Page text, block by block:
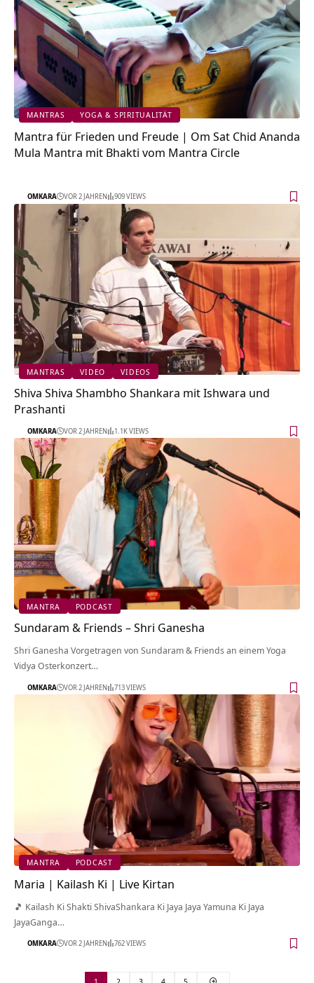
MANTRAS YOGA & SPIRITUALITÄT
Mantra für Frieden und Freude | Om Sat Chid Ananda
Mula Mantra mit Bhakti vom Mantra Circle
OMKARA VOR 2 JAHREN 909 VIEWS
MANTRAS VIDEO VIDEOS
Shiva Shiva Shambho Shankara mit Ishwara und
Prashanti
OMKARA VOR 2 JAHREN 1.1K VIEWS
MANTRA PODCAST
Sundaram & Friends – Shri Ganesha
Shri Ganesha Vorgetragen von Sundaram & Friends an einem Yoga
Vidya Osterkonzert…
OMKARA VOR 2 JAHREN 713 VIEWS
MANTRA PODCAST
Maria | Kailash Ki | Live Kirtan
🎵 Kailash Ki Shakti ShivaShankara Ki Jaya Jaya Yamuna Ki Jaya
JayaGanga…
OMKARA VOR 2 JAHREN 762 VIEWS